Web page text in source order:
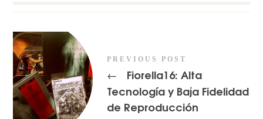
PREVIOUS POST
←
Fiorella16: Alta
Tecnología y Baja Fidelidad
de Reproducción